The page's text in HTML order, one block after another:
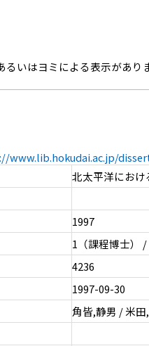
いはヨミによる表示があり
www.lib.hokudai.ac.jp/
北太平洋にお
1997
1（課程博士） /
4236
1997-09-30
角皆,静男 / 米